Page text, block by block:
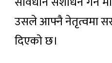
उसले आफ्नै नेतृत्वमा
दिएको छ।